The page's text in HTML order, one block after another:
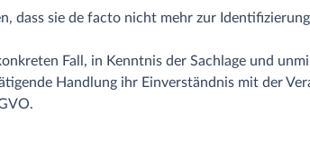
dass sie de facto nicht mehr zur
Fall, in Kenntnis der Sachlage und
Handlung ihr Einverständnis mit der